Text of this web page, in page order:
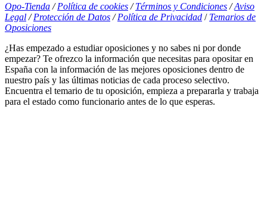
Opo-Tienda /Política de cookies /Términos y Condiciones /Aviso
Legal /Protección de Datos /Política de Privacidad / Temarios de
Oposiciones
¿Has empezado a estudiar oposiciones y no sabes ni por donde
empezar? Te ofrezco la información que necesitas para opositar en
España con la información de las mejores oposiciones dentro de
nuestro país y las últimas noticias de cada proceso selectivo.
Encuentra el temario de tu oposición, empieza a prepararla y trabaja
para el estado como funcionario antes de lo que esperas.